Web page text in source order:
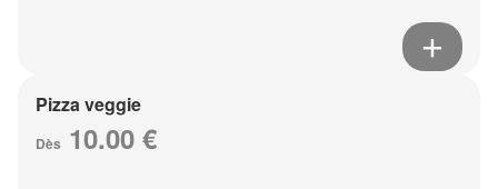
Pizza veggie
Dès 10.00 €